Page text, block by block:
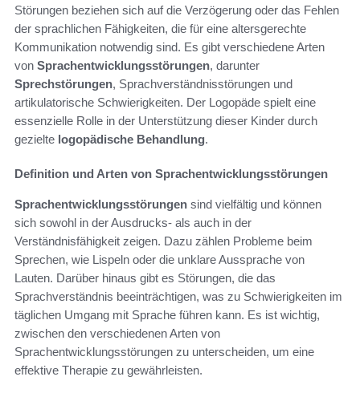
Störungen beziehen sich auf die Verzögerung oder das Fehlen
der sprachlichen Fähigkeiten, die für eine altersgerechte
Kommunikation notwendig sind. Es gibt verschiedene Arten
von Sprachentwicklungsstörungen, darunter
Sprechstörungen, Sprachverständnisstörungen und
artikulatorische Schwierigkeiten. Der Logopäde spielt eine
essenzielle Rolle in der Unterstützung dieser Kinder durch
gezielte logopädische Behandlung.
Definition und Arten von Sprachentwicklungsstörungen
Sprachentwicklungsstörungen sind vielfältig und können
sich sowohl in der Ausdrucks- als auch in der
Verständnisfähigkeit zeigen. Dazu zählen Probleme beim
Sprechen, wie Lispeln oder die unklare Aussprache von
Lauten. Darüber hinaus gibt es Störungen, die das
Sprachverständnis beeinträchtigen, was zu Schwierigkeiten im
täglichen Umgang mit Sprache führen kann. Es ist wichtig,
zwischen den verschiedenen Arten von
Sprachentwicklungsstörungen zu unterscheiden, um eine
effektive Therapie zu gewährleisten.